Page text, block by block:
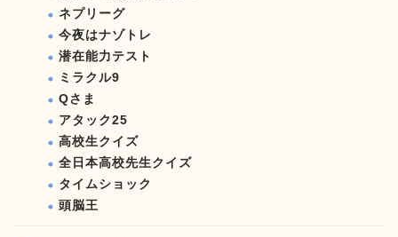
ネプリーグ
今夜はナゾトレ
潜在能力テスト
ミラクル9
Qさま
アタック25
高校生クイズ
全日本高校先生クイズ
タイムショック
頭脳王